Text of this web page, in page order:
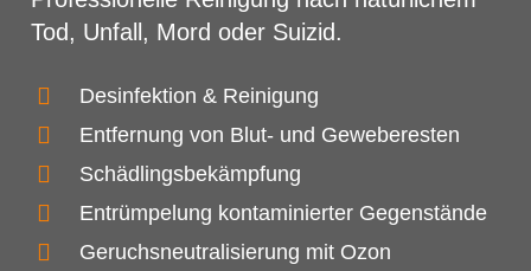
Tod, Unfall, Mord oder Suizid.
Desinfektion & Reinigung
Entfernung von Blut- und Geweberesten
Schädlingsbekämpfung
Entrümpelung kontaminierter Gegenstände
Geruchsneutralisierung mit Ozon